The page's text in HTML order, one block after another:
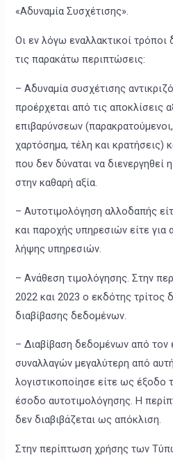
«Αδυναμία Συσχέτισης».
Οι εν λόγω εναλλακτικοί τρόποι
τις παρακάτω περιπτώσεις:
– Αδυναμία συσχέτισης
προέρχεται από τις αποκλίσεις
επιβαρύνσεων
χαρτόσημα, τέλη και κρατήσεις)
που δεν δύναται να διενεργηθεί
στην καθαρή αξία.
– Αυτοτιμολόγηση αλλοδαπής
και παροχής υπηρεσιών είτε για
λήψης υπηρεσιών.
– Ανάθεση τιμολόγησης. Στην
2022 και 2023 ο εκδότης τρίτος
διαβίβασης δεδομένων.
– Διαβίβαση δεδομένων από τον
συναλλαγών μεγαλύτερη από
λογιστικοποίησε είτε ως έξοδο
έσοδο αυτοτιμολόγησης. Η
δεν διαβιβάζεται ως απόκλιση.
Στην περίπτωση χρήσης των